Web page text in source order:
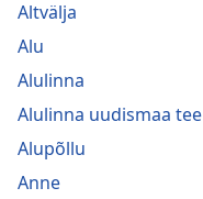
Altvälja
Alu
Alulinna
Alulinna uudismaa tee
Alupõllu
Anne